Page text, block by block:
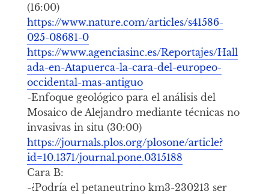
(16:00)
https://www.nature.com/articles/s41586-
025-08681-0
https://www.agenciasinc.es/Reportajes/Hall
ada-en-Atapuerca-la-cara-del-europeo-
occidental-mas-antiguo
-Enfoque geológico para el análisis del
Mosaico de Alejandro mediante técnicas no
invasivas in situ (30:00)
https://journals.plos.org/plosone/article?
id=10.1371/journal.pone.0315188
Cara B:
-¿Podría el petaneutrino km3-230213 ser